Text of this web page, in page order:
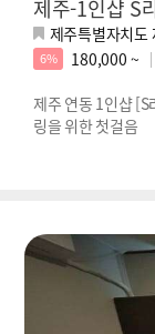
제주-1인샵 S
제주특별자치
6% 180,000 ~
제주 연동 1인샵
링을 위한 첫걸음